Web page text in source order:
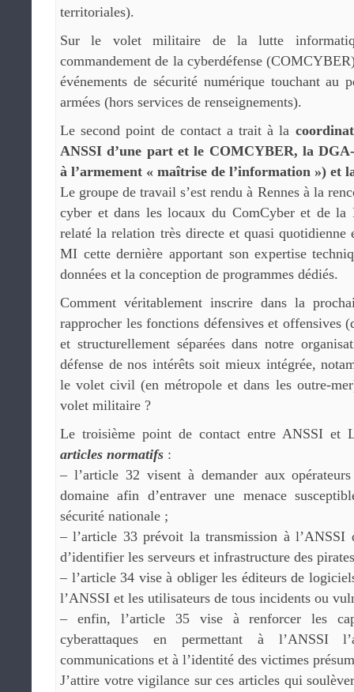
territoriales).
Sur le volet militaire de la lutte
commandement de la cyberdéfense
événements de sécurité numérique touchant au
armées (hors services de renseignements).
Le second point de contact a trait à la
ANSSI d’une part et le COMCYBER, la
à l’armement « maîtrise de l’information ») et
Le groupe de travail s’est rendu à Rennes à la
cyber et dans les locaux du ComCyber et de
relaté la relation très directe et quasi
MI cette dernière apportant son expertise
données et la conception de programmes dédiés.
Comment véritablement inscrire dans la
rapprocher les fonctions défensives et offensives
et structurellement séparées dans notre
défense de nos intérêts soit mieux intégrée,
le volet civil (en métropole et dans les outre-
volet militaire ?
Le troisième point de contact entre ANSSI et
articles normatifs :
– l’article 32 visent à demander aux
domaine afin d’entraver une menace
sécurité nationale ;
– l’article 33 prévoit la transmission à l’ANSSI
d’identifier les serveurs et infrastructure des
– l’article 34 vise à obliger les éditeurs de
l’ANSSI et les utilisateurs de tous incidents ou
– enfin, l’article 35 vise à renforcer les
cyberattaques en permettant à l’ANSSI
communications et à l’identité des victimes
J’attire votre vigilance sur ces articles qui